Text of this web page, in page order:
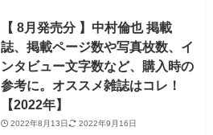
【 8月発売分 】中村倫也 掲載
誌、掲載ページ数や写真枚数、イ
ンタビュー文字数など、購入時の
参考に。オススメ雑誌はコレ！
【2022年】
2022年8月13日 2022年9月16日